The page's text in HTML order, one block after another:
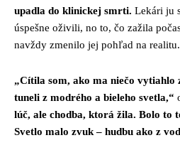
upadla do klinickej smrti. Lekári ju
úspešne oživili, no to, čo zažila
navždy zmenilo jej pohľad na realitu.
„Cítila som, ako ma niečo vytiahlo
tuneli z modrého a bieleho svetla,“
lúč, ale chodba, ktorá žila. Bolo to
Svetlo malo zvuk – hudbu ako z